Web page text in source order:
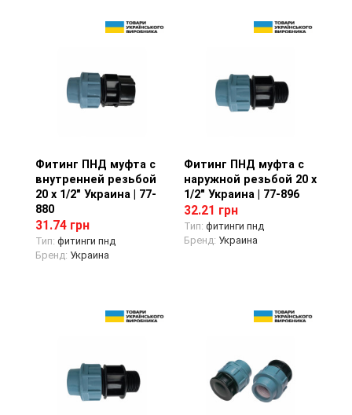
Просмотр товара
Фитинг ПНД муфта с
внутренней резьбой
20 х 1/2" Украина | 77-
880
31.74 грн
Тип: фитинги пнд
Бренд: Украина
Просмотр товара
Фитинг ПНД муфта с
наружной резьбой 20 х
1/2" Украина | 77-896
32.21 грн
Тип: фитинги пнд
Бренд: Украина